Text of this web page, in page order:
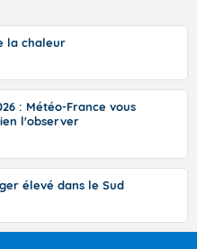
la chaleur
: Météo-France vous
l'observer
élevé dans le Sud